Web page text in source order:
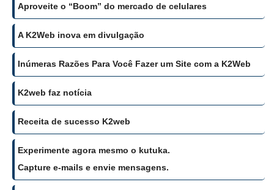
Aproveite o “Boom” do mercado de celulares
A K2Web inova em divulgação
Inúmeras Razões Para Você Fazer um Site com a K2Web
K2web faz notícia
Receita de sucesso K2web
Experimente agora mesmo o kutuka.
Capture e-mails e envie mensagens.